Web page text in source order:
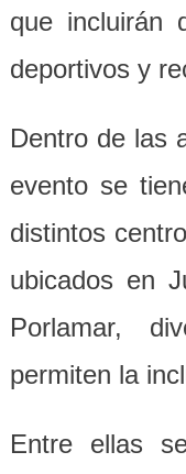
que incluirán
deportivos y
Dentro de las
evento se
distintos
ubicados en
Porlamar,
permiten la
Entre ellas